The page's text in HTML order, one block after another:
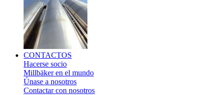
CONTACTOS
Hacerse socio
Millbäker en el mundo
Únase a nosotros
Contactar con nosotros